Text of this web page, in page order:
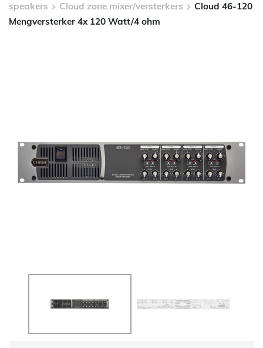
speakers
Cloud zone mixer/versterkers
Cloud 46-120
Mengversterker 4x 120 Watt/4 ohm